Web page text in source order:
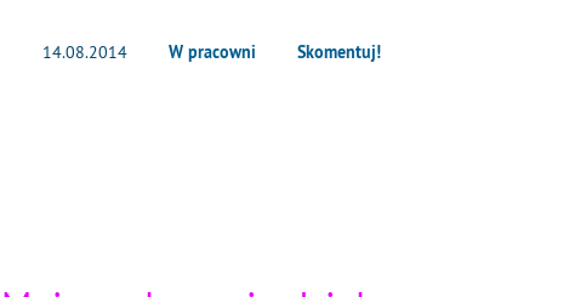
14.08.2014 W pracowni Skomentuj!